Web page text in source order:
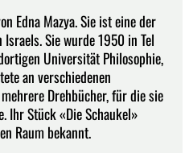
Edna Mazya. Sie ist eine der
Sie wurde 1950 in Tel
Universität Philosophie,
an verschiedenen
Drehbücher, für die sie
Ihr Stück «Die Schaukel»
Raum bekannt.